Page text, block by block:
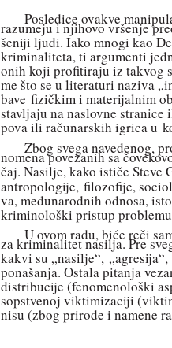
Posledice ovakve
razumeju i njihovo vršenje
šeniji ljudi. Iako mnogi kao
kriminaliteta, ti argumenti
onih koji profitiraju iz takvog
me što se u literaturi naziva
bave fizičkim i materijalnim
stavljaju na naslovne
pova ili računarskih igrica u
Zbog svega navedenog,
nomena povezanih sa
čaj. Nasilje, kako ističe Steve
antropologije, filozofije,
va, međunarodnih odnosa,
kriminološki pristup
U ovom radu, biće reči
za kriminalitet nasilja. Pre
kakvi su „nasilje“,
ponašanja. Ostala pitanja
distribucije (fenomenološki
sopstvenoj viktimizaciji
nisu (zbog prirode i namene